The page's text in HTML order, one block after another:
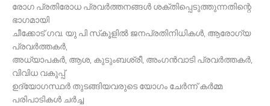
രോഗ പ്രതിരോധ പ്രവര്‍ത്തനങ്ങള്‍ ശക്തിപ്പെടുത്തുന്നതിന്റെ
ഭാഗമായി
ചീക്കോട് ഗവ. യു പി സ്‌കൂളില്‍ ജനപ്രതിനിധികള്‍, ആരോഗ്യ
പ്രവര്‍ത്തകര്‍,
അധ്യാപകര്‍, ആശ, കുടുംബശ്രീ, അംഗന്‍വാടി പ്രവര്‍ത്തകര്‍,
വിവിധ വകുപ്പ്
ഉദ്യോഗസ്ഥര്‍ തുടങ്ങിയവരുടെ യോഗം ചേര്‍ന്ന് കര്‍മ്മ
പരിപാടികള്‍ ചര്‍ച്ച